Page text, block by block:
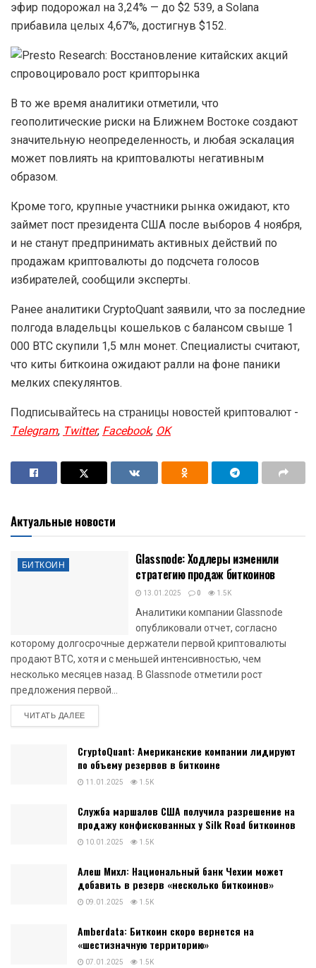
эфир подорожал на 3,24% — до $2 539, а Solana
прибавила целых 4,67%, достигнув $152.
В то же время аналитики отметили, что
геополитические риски на Ближнем Востоке создают
значительную неопределенность, и любая эскалация
может повлиять на криптовалюты негативным
образом.
Кроме того, крупные участники рынка ожидают, кто
займет пост президента США после выборов 4 ноября,
и не станут предпринимать активных действий по
продажам криптовалюты до подсчета голосов
избирателей, сообщили эксперты.
Ранее аналитики CryptoQuant заявили, что за последние
полгода владельцы кошельков с балансом свыше 1
000 BTC скупили 1,5 млн монет. Специалисты считают,
что киты биткоина ожидают ралли на фоне паники
мелких спекулянтов.
Подписывайтесь на страницы новостей криптовалют -
Telegram,Twitter,Facebook,OK
Актуальные новости
БИТКОИН
Glassnode: Ходлеры изменили
стратегию продаж биткоинов
13.01.2025 0 1.5K
Аналитики компании Glassnode
опубликовали отчет, согласно
которому долгосрочные держатели первой криптовалюты
продают BTC, хотя и с меньшей интенсивностью, чем
несколько месяцев назад. В Glassnode отметили рост
предложения первой...
ЧИТАТЬ ДАЛЕЕDETAILS
CryptoQuant: Американские компании лидируют
по объему резервов в биткоине
11.01.2025 1.5K
Служба маршалов США получила разрешение на
продажу конфискованных у Silk Road биткоинов
10.01.2025 1.5K
Алеш Михл: Национальный банк Чехии может
добавить в резерв «несколько биткоинов»
09.01.2025 1.5K
Amberdata: Биткоин скоро вернется на
«шестизначную территорию»
07.01.2025 1.5K